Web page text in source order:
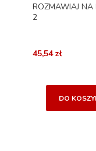
ROZMAWIAJ NA
2
45,54 zł
DO